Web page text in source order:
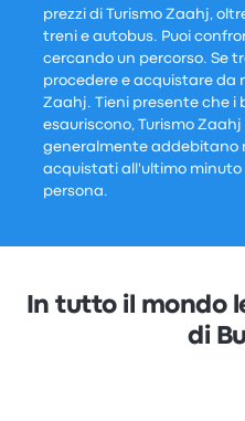
prezzi di Turismo Zaahj,
treni e autobus. Puoi
cercando un percorso. Se
procedere e acquistare da
Zaahj. Tieni presente che i
esauriscono, Turismo
generalmente addebitano
acquistati all'ultimo
persona.
In tutto il mondo
di